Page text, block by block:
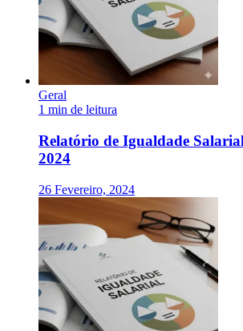
Geral
1 min de leitura
Relatório de Igualdade Salarial
2024
26 Fevereiro, 2024